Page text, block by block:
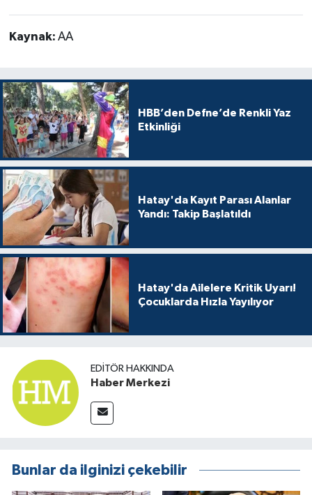
Kaynak: AA
HBB’den Defne’de Renkli Yaz
Etkinliği
Hatay'da Kayıt Parası Alanlar
Yandı: Takip Başlatıldı
Hatay'da Ailelere Kritik Uyarı!
Çocuklarda Hızla Yayılıyor
EDITÖR HAKKINDA
Haber Merkezi
Bunlar da ilginizi çekebilir